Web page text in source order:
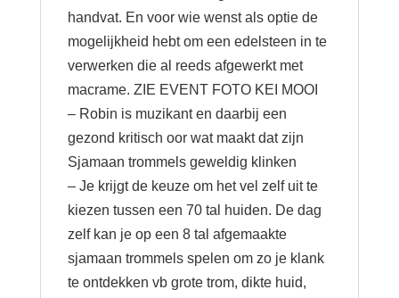
handvat. En voor wie wenst als optie de
mogelijkheid hebt om een edelsteen in te
verwerken die al reeds afgewerkt met
macrame. ZIE EVENT FOTO KEI MOOI
– Robin is muzikant en daarbij een
gezond kritisch oor wat maakt dat zijn
Sjamaan trommels geweldig klinken
– Je krijgt de keuze om het vel zelf uit te
kiezen tussen een 70 tal huiden. De dag
zelf kan je op een 8 tal afgemaakte
sjamaan trommels spelen om zo je klank
te ontdekken vb grote trom, dikte huid,